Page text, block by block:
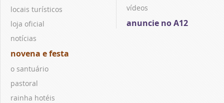
locais turísticos
loja oficial
notícias
novena e festa
o santuário
pastoral
rainha hotéis
vídeos
anuncie no A12